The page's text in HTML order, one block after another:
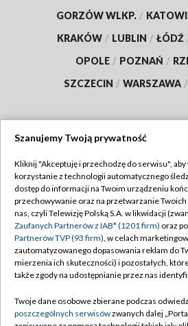
GORZÓW WLKP. /
KRAKÓW / LUBLIN / ŁÓDŹ
OPOLE / POZNAŃ /
SZCZECIN / WARSZAWA /
TVP
Abonament TVP
Emisja w TVP
Centrum informacji TVP
Naziemna Telewizja Cyfrowa
Rada Programowa
Regulamin
Polityka
Moje zgody
Pomoc
Kontakt
Szanujemy Twoją prywatność
Kliknij "Akceptuję i przechodzę do serwisu", aby
korzystanie z technologii automatycznego
dostęp do informacji na Twoim urządzeniu
przechowywanie oraz na przetwarzanie
nas, czyli Telewizję Polską S.A. w likwidacji
Zaufanych Partnerów z IAB* (1201 firm) oraz
Partnerów TVP (93 firm), w celach
zautomatyzowanego dopasowania reklam do
mierzenia ich skuteczności) i pozostałych,
także zgody na udostępnianie przez nas
Twoje dane osobowe zbierane podczas
poszczególnych serwisówzwanych dalej